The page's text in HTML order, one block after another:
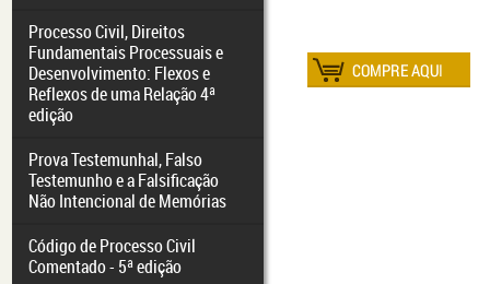
Processo Civil, Direitos
Fundamentais Processuais e
Desenvolvimento: Flexos e
Reflexos de uma Relação 4ª
edição
Prova Testemunhal, Falso
Testemunho e a Falsificação
Não Intencional de Memórias
Código de Processo Civil
Comentado - 5ª edição